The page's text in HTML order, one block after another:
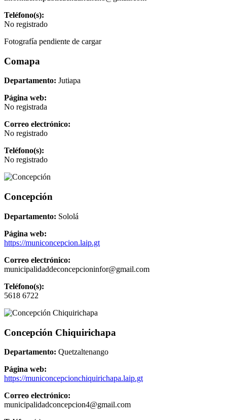
Teléfono(s):
No registrado
Fotografía pendiente de cargar
Comapa
Departamento: Jutiapa
Página web:
No registrada
Correo electrónico:
No registrado
Teléfono(s):
No registrado
Concepción
Departamento: Sololá
Página web:
https://municoncepcion.laip.gt
Correo electrónico:
municipalidaddeconcepcioninfor@gmail.com
Teléfono(s):
5618 6722
Concepción Chiquirichapa
Departamento: Quetzaltenango
Página web:
https://municoncepcionchiquirichapa.laip.gt
Correo electrónico:
municipalidadconcepcion4@gmail.com